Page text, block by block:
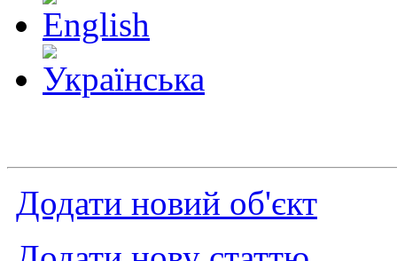
Додати новий об'єкт